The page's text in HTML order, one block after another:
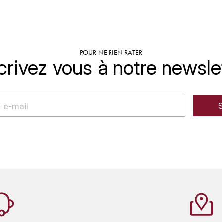
POUR NE RIEN RATER
vous à notre